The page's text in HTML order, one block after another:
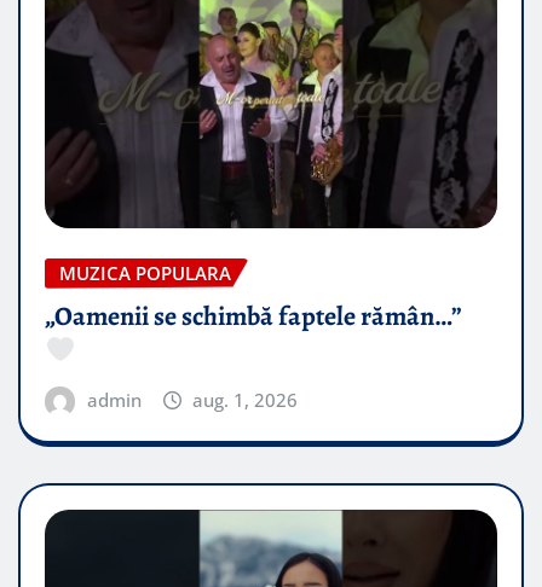
MUZICA POPULARA
„Oamenii se schimbă faptele rămân…”
admin aug. 1, 2026